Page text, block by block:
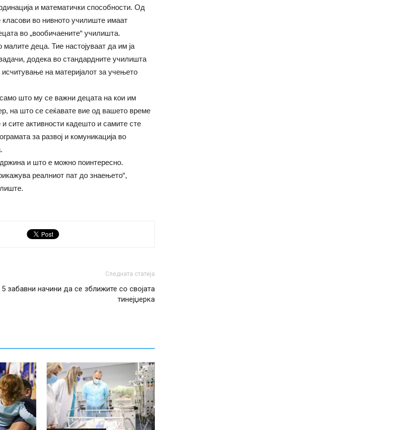
и математички способности. Од
класови во нивното училиште имаат
во „вообичаените“ училишта.
деца. Тие настојуваат да им ја
додека во стандардните училишта
на материјалот за учењето
што му се важни децата на кои им
на што се сеќавате вие од вашето време
сите активности кадешто и самите сте
за развој и комуникација во
и што е можно поинтересно.
реалниот пат до знаењето“,
Следната статија
5 забавни начини да се зближите со својата
тинејџерка